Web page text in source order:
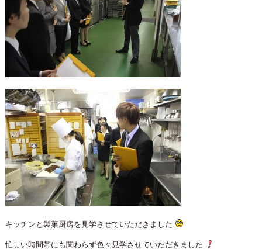
キッチンと製菓厨房を見学させていただきました
忙しい時間帯にも関わらず色々見学させていただきました